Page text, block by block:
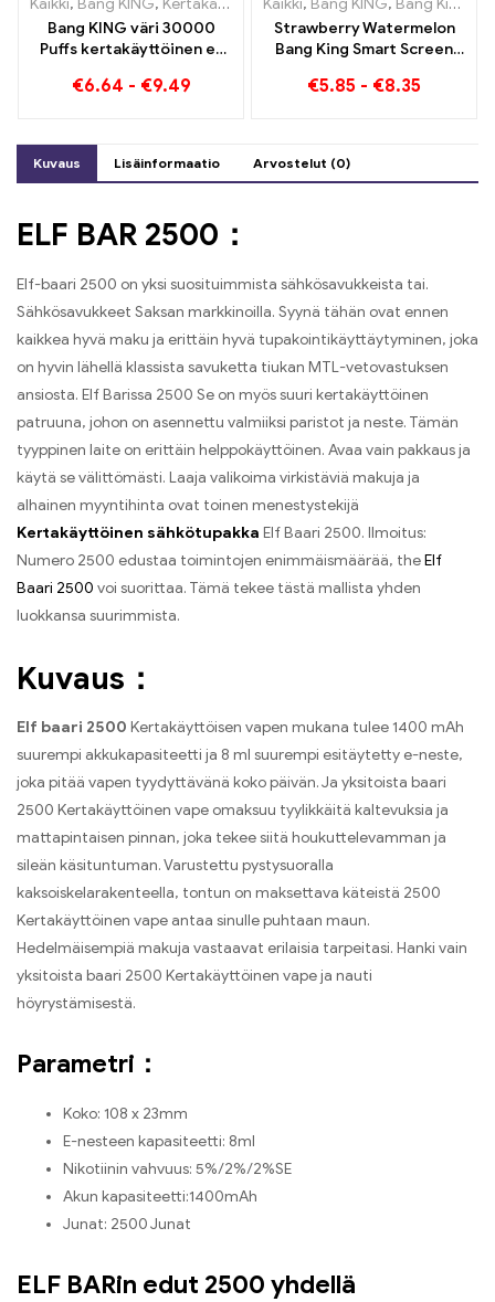
Kaikki, Bang KING, Kertakäyttöiset sähkösavukkeet Liettua ,
Bang KING väri 30000
Puffs kertakäyttöinen e-
mauilla Blueberry Ice ja
€6.64 - €9.49
Kaikki, Bang KING, Bang King Smart Screen 15000 Pullistaa
Strawberry Watermelon
Bang King Smart Screen
hedelmien rentouttavasta
€5.85 - €8.35
Kuvaus Lisäinformaatio Arvostelut (0)
ELF BAR 2500：
Elf-baari 2500 on yksi suosituimmista sähkösavukkeista tai.
Sähkösavukkeet Saksan markkinoilla. Syynä tähän ovat ennen
kaikkea hyvä maku ja erittäin hyvä tupakointikäyttäytyminen, joka
on hyvin lähellä klassista savuketta tiukan MTL-vetovastuksen
ansiosta. Elf Barissa 2500 Se on myös suuri kertakäyttöinen
patruuna, johon on asennettu valmiiksi paristot ja neste. Tämän
tyyppinen laite on erittäin helppokäyttöinen. Avaa vain pakkaus ja
käytä se välittömästi. Laaja valikoima virkistäviä makuja ja
alhainen myyntihinta ovat toinen menestystekijä
Kertakäyttöinen sähkötupakka Elf Baari 2500. Ilmoitus:
Numero 2500 edustaa toimintojen enimmäismäärää, theElf
Baari 2500 voi suorittaa. Tämä tekee tästä mallista yhden
luokkansa suurimmista.
Kuvaus：
Elf baari 2500 Kertakäyttöisen vapen mukana tulee 1400 mAh
suurempi akkukapasiteetti ja 8 ml suurempi esitäytetty e-neste,
joka pitää vapen tyydyttävänä koko päivän. Ja yksitoista baari
2500 Kertakäyttöinen vape omaksuu tyylikkäitä kaltevuksia ja
mattapintaisen pinnan, joka tekee siitä houkuttelevamman ja
sileän käsituntuman. Varustettu pystysuoralla
kaksoiskelarakenteella, tontun on maksettava käteistä 2500
Kertakäyttöinen vape antaa sinulle puhtaan maun.
Hedelmäisempiä makuja vastaavat erilaisia ​​tarpeitasi. Hanki vain
yksitoista baari 2500 Kertakäyttöinen vape ja nauti
höyrystämisestä.
Parametri：
Koko: 108 x 23mm
E-nesteen kapasiteetti: 8ml
Nikotiinin vahvuus: 5%/2%/2%SE
Akun kapasiteetti:1400mAh
Junat: 2500 Junat
ELF BARin edut 2500 yhdellä